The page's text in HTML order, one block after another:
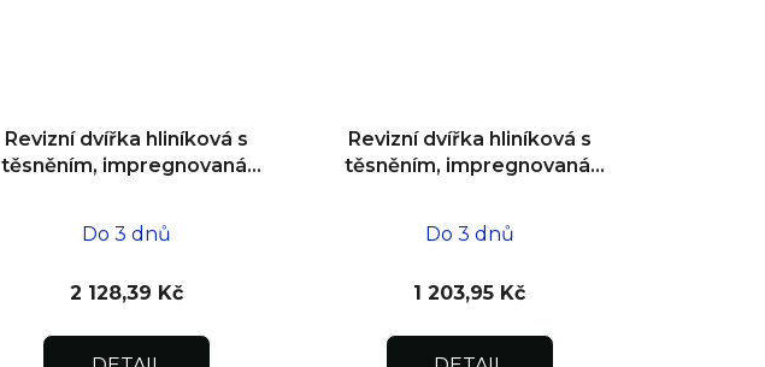
Revizní dvířka hliníková s
těsněním, impregnovaná,
Do 3 dnů
2 128,39 Kč
Revizní dvířka hliníková s
těsněním, impregnovaná,
Do 3 dnů
1 203,95 Kč